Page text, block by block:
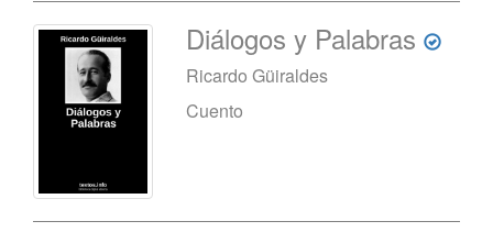
Diálogos y Palabras
Ricardo Güiraldes
Cuento